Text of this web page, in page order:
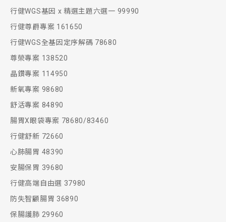
行健WGS基因 x 精選主題六選一 99990
行健尊爵專案 161650
行健WGS全基因定序解碼 78680
尊榮專案 138520
晶鑽專案 114950
新氧專案 98680
舒活專案 84890
腸胃X眼袋專案 78680/83460
行健舒新 72660
心肺腸胃 48390
安腸保胃 39680
行健高端自由選 37980
防失智顧腸胃 36890
保腸護肺 29960